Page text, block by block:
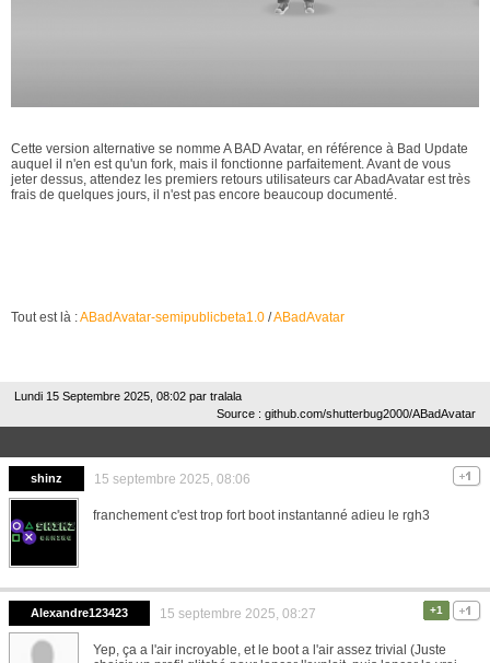
Cette version alternative se nomme A BAD Avatar, en référence à Bad Update
auquel il n'en est qu'un fork, mais il fonctionne parfaitement. Avant de vous
jeter dessus, attendez les premiers retours utilisateurs car AbadAvatar est très
frais de quelques jours, il n'est pas encore beaucoup documenté.
Tout est là :ABadAvatar-semipublicbeta1.0 /ABadAvatar
Lundi 15 Septembre 2025, 08:02 par tralala
Source : github.com/shutterbug2000/ABadAvatar
shinz 15 septembre 2025, 08:06
franchement c'est trop fort boot instantanné adieu le rgh3
Alexandre123423 15 septembre 2025, 08:27 +1
Yep, ça a l'air incroyable, et le boot a l'air assez trivial (Juste